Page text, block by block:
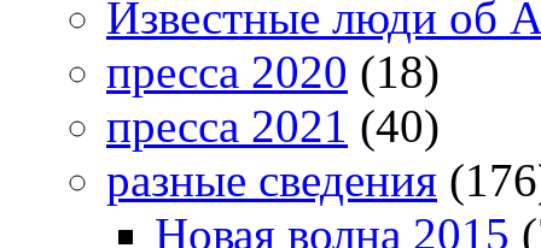
Известные люди об
пресса 2020 (18)
пресса 2021 (40)
разные сведения
Новая волна 2015